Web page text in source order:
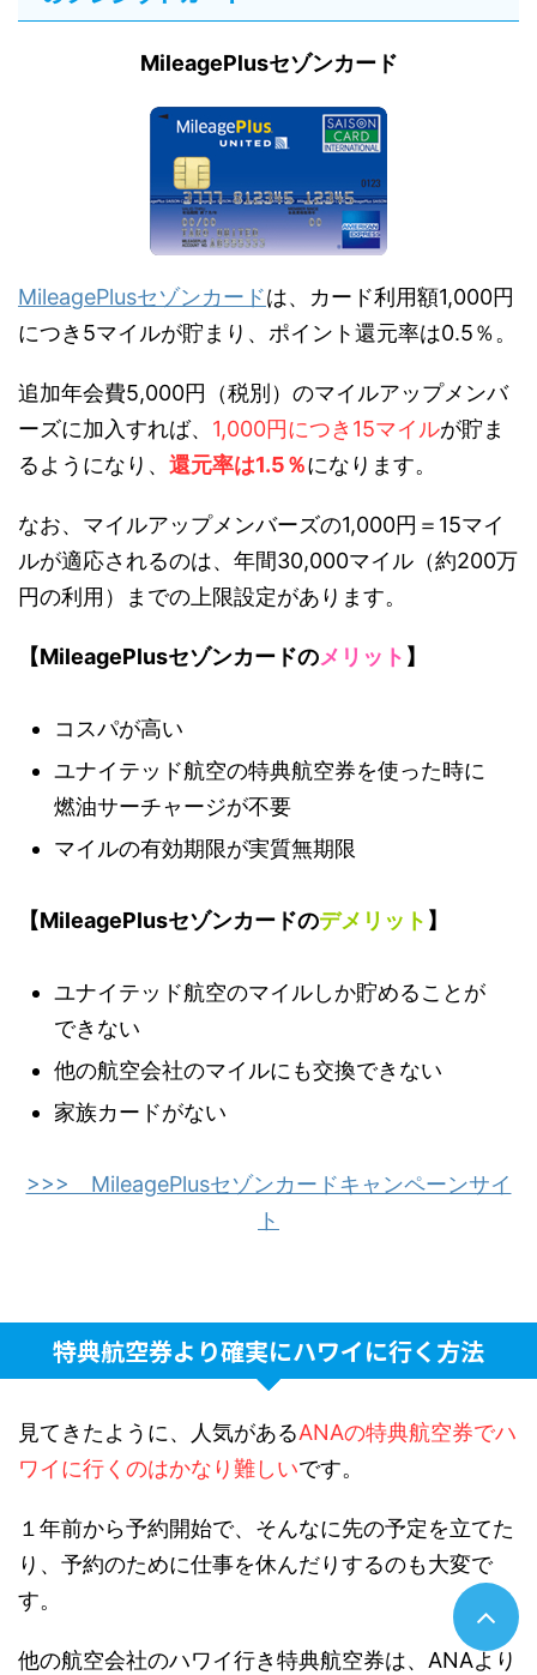
MileagePlusセゾンカード
MileagePlusセゾンカードは、カード利用額1,000円
につき5マイルが貯まり、ポイント還元率は0.5％。
追加年会費5,000円（税別）のマイルアップメンバ
ーズに加入すれば、 1,000円につき15マイルが貯ま
るようになり、 還元率は1.5％になります。
なお、マイルアップメンバーズの1,000円＝15マイ
ルが適応されるのは、年間30,000マイル（約200万
円の利用）までの上限設定があります。
【MileagePlusセゾンカードのメリット 】
コスパが高い
ユナイテッド航空の特典航空券を使った時に
燃油サーチャージが不要
マイルの有効期限が実質無期限
【MileagePlusセゾンカードのデメリット 】
ユナイテッド航空のマイルしか貯めることが
できない
他の航空会社のマイルにも交換できない
家族カードがない
>>> MileagePlusセゾンカードキャンペーンサイ
ト
特典航空券より確実にハワイに行く方法
見てきたように、人気があるANAの特典航空券でハ
ワイに行くのはかなり難しいです。
１年前から予約開始で、そんなに先の予定を立てた
り、予約のために仕事を休んだりするのも大変で
す。
他の航空会社のハワイ行き特典航空券は、ANAより